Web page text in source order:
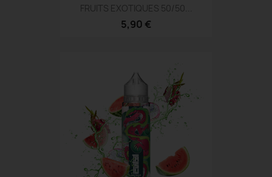
FRUITS EXOTIQUES 50/50...
5,90 €